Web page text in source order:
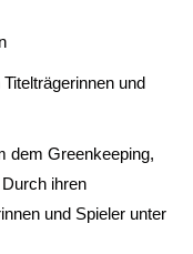
und
dem Greenkeeping,
ihren
und Spieler unter